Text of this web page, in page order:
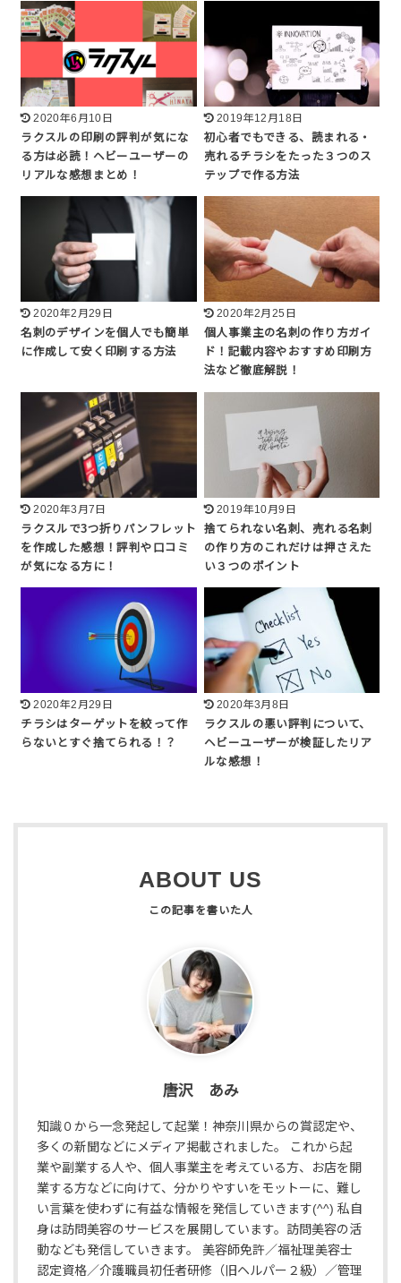
2020年6月10日
ラクスルの印刷の評判が気にな
る方は必読！ヘビーユーザーの
リアルな感想まとめ！
2019年12月18日
初心者でもできる、読まれる・
売れるチラシをたった３つのス
テップで作る方法
2020年2月29日
名刺のデザインを個人でも簡単
に作成して安く印刷する方法
2020年2月25日
個人事業主の名刺の作り方ガイ
ド！記載内容やおすすめ印刷方
法など徹底解説！
2020年3月7日
ラクスルで3つ折りパンフレット
を作成した感想！評判や口コミ
が気になる方に！
2019年10月9日
捨てられない名刺、売れる名刺
の作り方のこれだけは押さえた
い３つのポイント
2020年2月29日
チラシはターゲットを絞って作
らないとすぐ捨てられる！？
2020年3月8日
ラクスルの悪い評判について、
ヘビーユーザーが検証したリア
ルな感想！
ABOUT US
唐沢 あみ
知識０から一念発起して起業！神奈川県からの賞認定や、
多くの新聞などにメディア掲載されました。 これから起
業や副業する人や、個人事業主を考えている方、お店を開
業する方などに向けて、分かりやすいをモットーに、難し
い言葉を使わずに有益な情報を発信していきます(^^) 私自
身は訪問美容のサービスを展開しています。訪問美容の活
動なども発信していきます。 美容師免許／福祉理美容士
認定資格／介護職員初任者研修（旧ヘルパー２級）／管理